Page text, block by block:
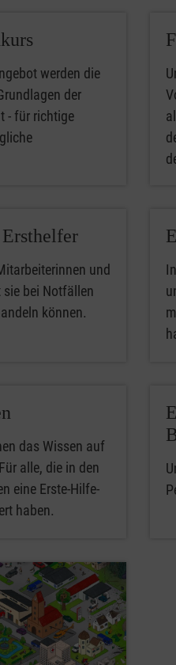
werden die
der
- für richtige
und
bei Notfällen
können.
das Wissen auf
alle, die in den
eine Erste-Hilfe-
haben.